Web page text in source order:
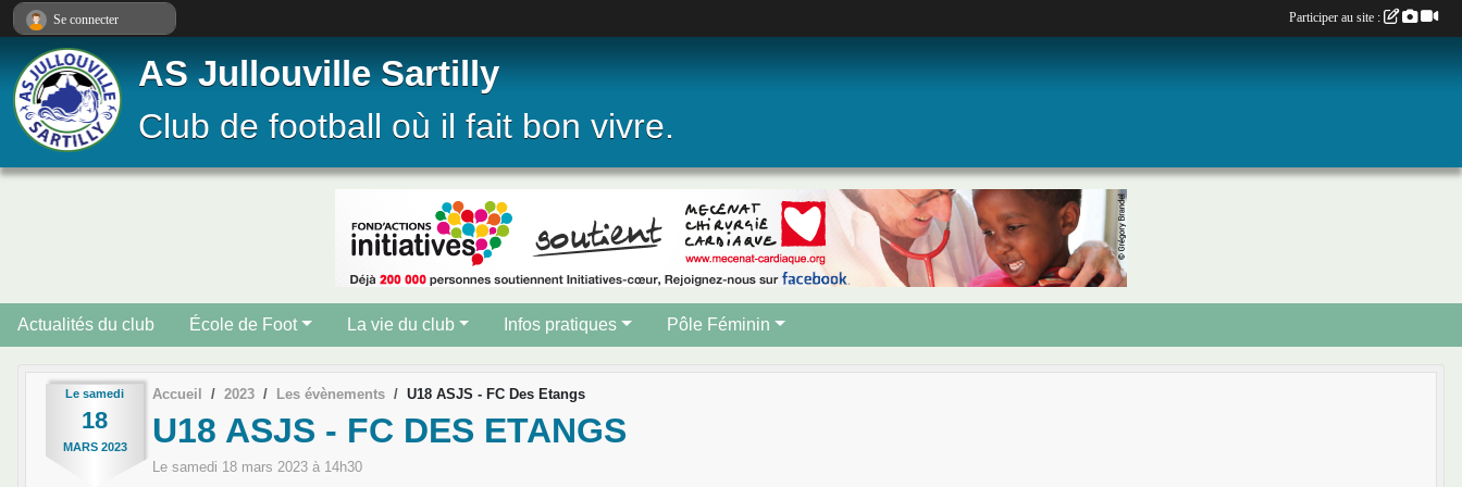
AS Jullouville Sartilly
Club de football où il fait bon vivre.
Actualités du club École de Foot La vie du club Infos pratiques Pôle Féminin
Le samedi
18
MARS 2023
Accueil 2023 Les évènements U18 ASJS - FC Des Etangs
U18 ASJS - FC DES ETANGS
Le samedi 18 mars 2023 à 14h30
Se connecter Participer au site :
Panneau de gestion des cookies